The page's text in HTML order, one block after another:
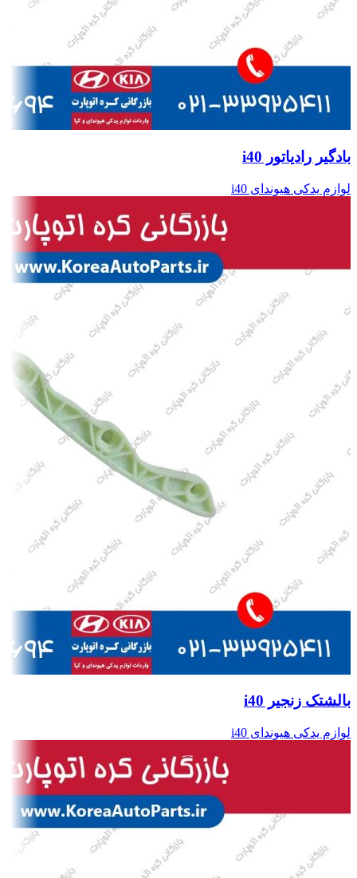
بادگیر رادیاتور i40
لوازم یدکی هیوندای i40
بالشتک زنجیر i40
لوازم یدکی هیوندای i40